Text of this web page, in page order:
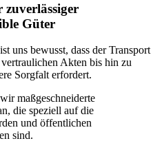
Güter
uns bewusst, dass der Transport
Akten bis hin zu
Sorgfalt erfordert.
maßgeschneiderte
die speziell auf die
und öffentlichen
sind.